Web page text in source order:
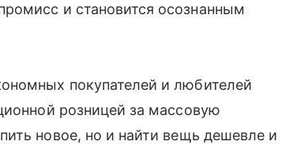
и становится осознанным
покупателей и любителей
розницей за массовую
новое, но и найти вещь дешевле и